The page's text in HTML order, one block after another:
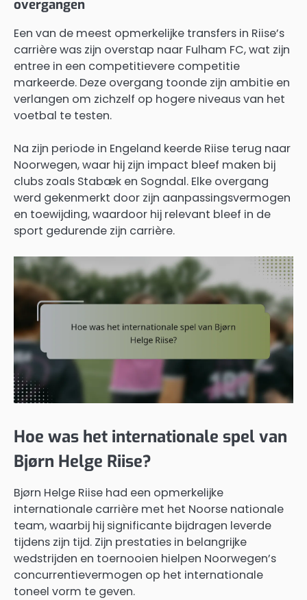
overgangen
Een van de meest opmerkelijke transfers in Riise’s
carrière was zijn overstap naar Fulham FC, wat zijn
entree in een competitievere competitie
markeerde. Deze overgang toonde zijn ambitie en
verlangen om zichzelf op hogere niveaus van het
voetbal te testen.
Na zijn periode in Engeland keerde Riise terug naar
Noorwegen, waar hij zijn impact bleef maken bij
clubs zoals Stabæk en Sogndal. Elke overgang
werd gekenmerkt door zijn aanpassingsvermogen
en toewijding, waardoor hij relevant bleef in de
sport gedurende zijn carrière.
Hoe was het internationale spel van
Bjørn Helge Riise?
Bjørn Helge Riise had een opmerkelijke
internationale carrière met het Noorse nationale
team, waarbij hij significante bijdragen leverde
tijdens zijn tijd. Zijn prestaties in belangrijke
wedstrijden en toernooien hielpen Noorwegen’s
concurrentievermogen op het internationale
toneel vorm te geven.